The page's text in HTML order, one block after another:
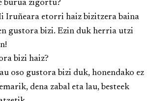
burua zigortu?
Iruñeara etorri haiz bizitzera baina
gustora bizi. Ezin duk herria utzi
bizi haiz?
oso gustora bizi duk, honendako ez
dena zabal eta lau, besteek